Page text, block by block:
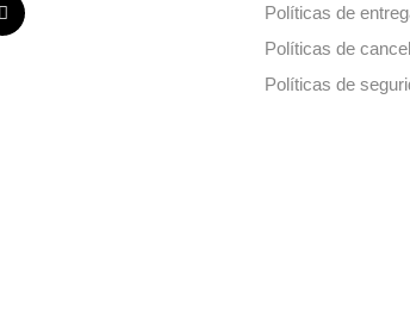
Políticas de
Políticas de
Políticas de